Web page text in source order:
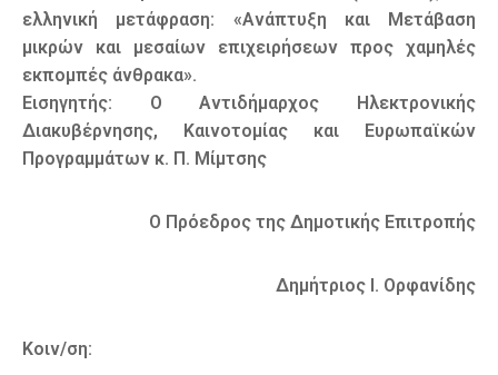
ελληνική μετάφραση: «Ανάπτυξη και Μετάβαση
μικρών και μεσαίων επιχειρήσεων προς χαμηλές
εκπομπές άνθρακα».
Εισηγητής: Ο Αντιδήμαρχος Ηλεκτρονικής
Διακυβέρνησης, Καινοτομίας και Ευρωπαϊκών
Προγραμμάτων κ. Π. Μίμτσης
Ο Πρόεδρος της Δημοτικής Επιτροπής
Δημήτριος Ι. Ορφανίδης
Κοιν/ση: